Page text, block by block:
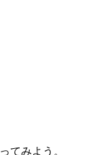
てみよう。